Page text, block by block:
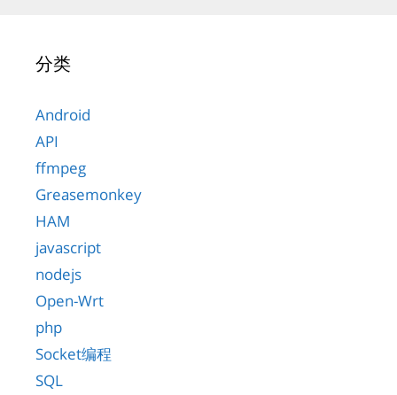
分类
Android
API
ffmpeg
Greasemonkey
HAM
javascript
nodejs
Open-Wrt
php
Socket编程
SQL